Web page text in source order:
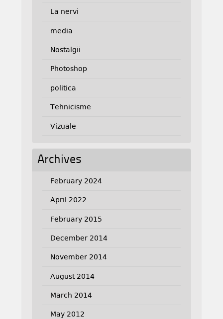
La nervi
media
Nostalgii
Photoshop
politica
Tehnicisme
Vizuale
Archives
February 2024
April 2022
February 2015
December 2014
November 2014
August 2014
March 2014
May 2012